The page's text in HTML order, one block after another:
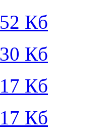
Кб
Кб
Кб
Кб